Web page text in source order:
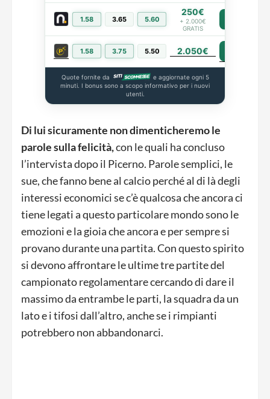
1.58 3.65 5.60
250€
+ 2.000€
GRATIS
1.58 3.75 5.50 2.050€
Quote fornite da
e aggiornate ogni 5
minuti. I bonus sono a scopo informativo per i nuovi
utenti.
Di lui sicuramente non dimenticheremo le
parole sulla felicità,con le quali ha concluso
l’intervista dopo il Picerno. Parole semplici, le
sue, che fanno bene al calcio perché al di là degli
interessi economici se c’è qualcosa che ancora ci
tiene legati a questo particolare mondo sono le
emozioni e la gioia che ancora e per sempre si
provano durante una partita. Con questo spirito
si devono affrontare le ultime tre partite del
campionato regolamentare cercando di dare il
massimo da entrambe le parti, la squadra da un
lato e i tifosi dall’altro, anche se i rimpianti
potrebbero non abbandonarci.